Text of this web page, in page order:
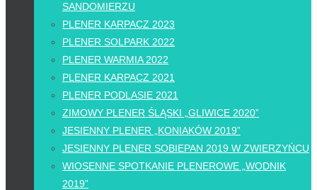
SANDOMIERZU
PLENER KARPACZ 2023
PLENER SOLPARK 2022
PLENER WARMIA 2022
PLENER KARPACZ 2021
PLENER PODLASIE 2021
ZIMOWY PLENER ŚLĄSKI „GLIWICE 2020”
JESIENNY PLENER „KONIAKÓW 2019”
JESIENNY PLENER SOBIEPAN 2019 W ZWIERZYŃCU
WIOSENNE SPOTKANIE PLENEROWE „WODNIK
2019”